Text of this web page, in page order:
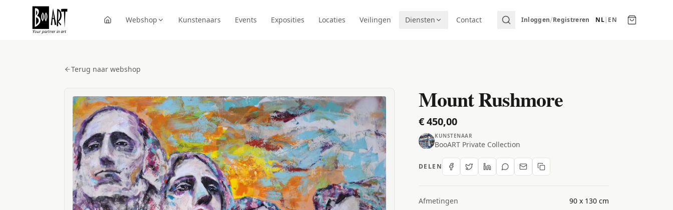
Webshop Kunstenaars Events Exposities Locaties Veilingen Diensten Contact Inloggen/Registreren NL| EN
Terug naar webshop
Mount Rushmore
€ 450,00
KUNSTENAAR
BooART Private Collection
DELEN
Afmetingen
90 x 130 cm